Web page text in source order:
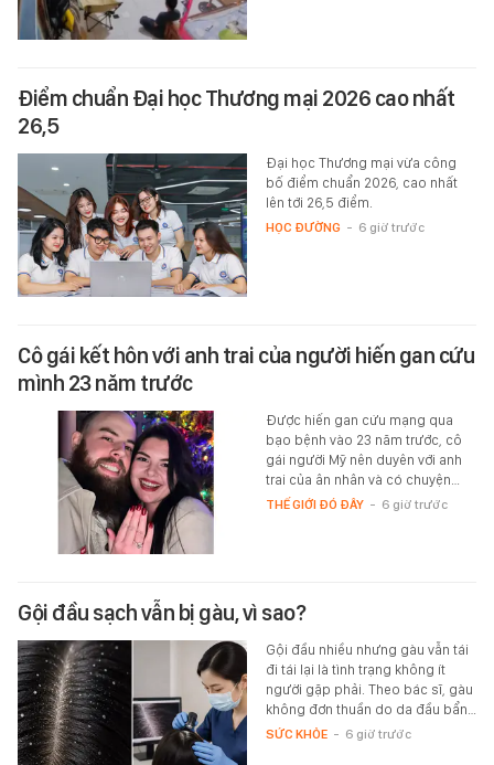
Điểm chuẩn Đại học Thương mại 2026 cao nhất
26,5
Đại học Thương mại vừa công
bố điểm chuẩn 2026, cao nhất
lên tới 26,5 điểm.
HỌC ĐƯỜNG - 6 giờ trước
Cô gái kết hôn với anh trai của người hiến gan cứu
mình 23 năm trước
Được hiến gan cứu mạng qua
bạo bệnh vào 23 năm trước, cô
gái người Mỹ nên duyên với anh
trai của ân nhân và có chuyện…
THẾ GIỚI ĐÓ ĐÂY - 6 giờ trước
Gội đầu sạch vẫn bị gàu, vì sao?
Gội đầu nhiều nhưng gàu vẫn tái
đi tái lại là tình trạng không ít
người gặp phải. Theo bác sĩ, gàu
không đơn thuần do da đầu bẩn…
SỨC KHỎE - 6 giờ trước